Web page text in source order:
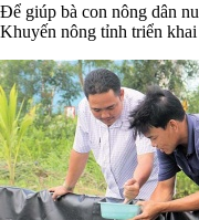
Ðể giúp bà con nông dân
Khuyến nông tỉnh triển